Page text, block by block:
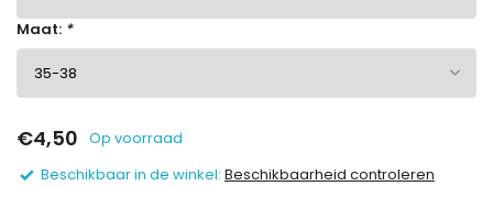
Maat: *
€4,50 Op voorraad
Beschikbaar in de winkel: Beschikbaarheid controleren